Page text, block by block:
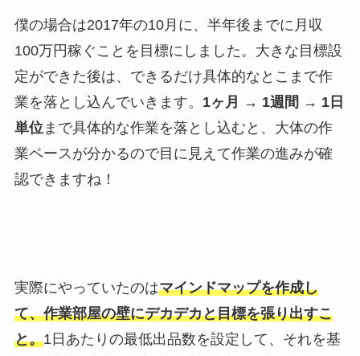
僕の場合は2017年の10月に、半年後までに月収
100万円稼ぐことを目標にしました。大きな目標設
定ができた後は、できるだけ具体的なとこまで作
業を落とし込んでいきます。 1ヶ月 → 1週間 → 1日
単位 まで具体的な作業を落とし込むと、大体の作
業ペースが分かるので目に見えて作業の進みが確
認できますね！
実際にやっていたのはマインドマップを作成し
て、作業部屋の壁にデカデカと目標を張り出すこ
と。1日あたりの最低出品数を設定して、それを基